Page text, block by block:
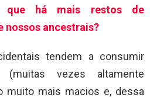
que há mais restos de
nossos ancestrais?
tendem a consumir
vezes altamente
muito mais macios e, dessa